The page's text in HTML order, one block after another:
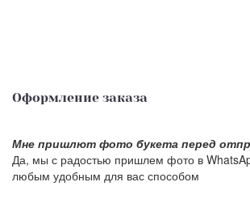
Оформление заказа
Мне пришлют фото букета перед
Да, мы с радостью пришлем фото в
любым удобным для вас способом